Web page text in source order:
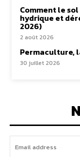
Comment le
hydrique et
2026)
2 août 2026
Permaculture,
30 juillet 2026